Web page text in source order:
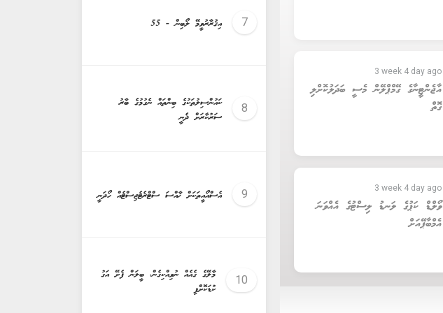
3 week 4 day ago
އާޖެންޓީނާގެ ގޭމްޕްލޭން މެސީ ބަދަލުކޮށްލި
ގޮތް
3 week 4 day ago
ވޯލްޑް ކަޕުގެ ލަނޑު ލިސްޓުގެ އެއްވަނަ
އެމްބާޕޭއަށް
އިޤުރާރުވީމޭ ލޯބިން - 55
ކައުންސިލުތަކުގެ ބިންތައް ނެގުމުގެ ބާރު
ސަރުކާރަށް ދެނީ
އެސްއޯއީތަކަށް ޚާއްސަ ސްޓްރެޓެޖިސްޓެއް ހޯދަނީ
މާލޭގެ ގެއެއް ނުވިއްކިގެން، ބީލަން ފެށޭ އަގު
ކުޑަކޮށްފި